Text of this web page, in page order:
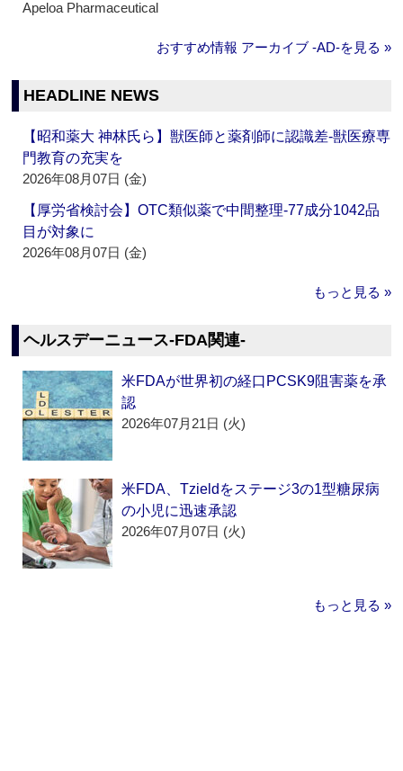
Apeloa Pharmaceutical
おすすめ情報 アーカイブ ‐AD‐を見る »
HEADLINE NEWS
【昭和薬大 神林氏ら】獣医師と薬剤師に認識差‐獣医療専
門教育の充実を
2026年08月07日 (金)
【厚労省検討会】OTC類似薬で中間整理‐77成分1042品
目が対象に
2026年08月07日 (金)
もっと見る »
ヘルスデーニュース‐FDA関連‐
米FDAが世界初の経口PCSK9阻害薬を承
認
2026年07月21日 (火)
米FDA、Tzieldをステージ3の1型糖尿病
の小児に迅速承認
2026年07月07日 (火)
もっと見る »